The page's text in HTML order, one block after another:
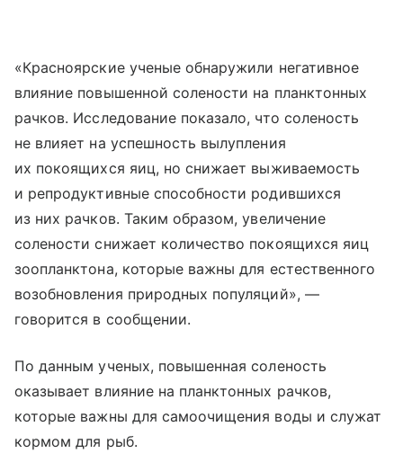
«Красноярские ученые обнаружили негативное
влияние повышенной солености на планктонных
рачков. Исследование показало, что соленость
не влияет на успешность вылупления
их покоящихся яиц, но снижает выживаемость
и репродуктивные способности родившихся
из них рачков. Таким образом, увеличение
солености снижает количество покоящихся яиц
зоопланктона, которые важны для естественного
возобновления природных популяций», —
говорится в сообщении.
По данным ученых, повышенная соленость
оказывает влияние на планктонных рачков,
которые важны для самоочищения воды и служат
кормом для рыб.